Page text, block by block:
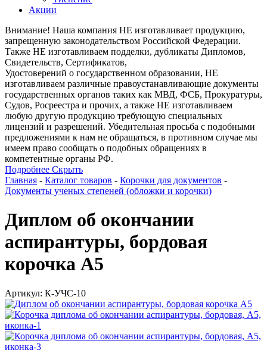
Акции
Внимание! Наша компания НЕ изготавливает продукцию,
запрещенную законодательством Российской Федерации.
Также НЕ изготавливаем подделки, дубликаты Дипломов,
Свидетельств, Сертификатов,
Удостоверений о государственном образовании, НЕ
изготавливаем различные правоустанавливающие документы
государственных органов таких как МВД, ФСБ, Прокуратуры,
Судов, Росреестра и прочих, а также НЕ изготавливаем
любую другую продукцию требующую специальных
лицензий и разрешений. Убедительная просьба с подобными
предложениями к нам не обращаться, в противном случае мы
имеем право сообщать о подобных обращениях в
компетентные органы РФ.
Подробнее Скрыть
Главная - Каталог товаров - Корочки для документов -
Документы ученых степеней (обложки и корочки)
Диплом об окончании
аспирантуры, бордовая
корочка А5
Артикул: К-УЧС-10